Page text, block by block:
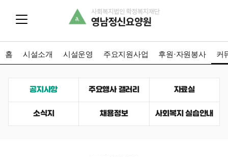
홈 시설소개 시설운영 주요지원사업 후원·자원봉사 커
공지사항 주요행사 갤러리 자료실
소식지 채용정보 사회복지 실습안내